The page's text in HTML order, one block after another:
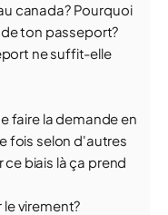
canada? Pourquoi
ton passeport?
ne suffit-elle
faire la demande en
fois selon d'autres
biais là ça prend
virement?